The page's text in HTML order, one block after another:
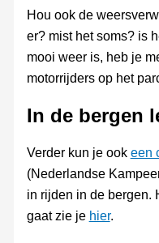
Hou ook de
er? mist het soms? is
mooi weer is, heb je
motorrijders op het
In de bergen
Verder kun je ook een
(Nederlandse
in rijden in de bergen.
gaat zie je hier.